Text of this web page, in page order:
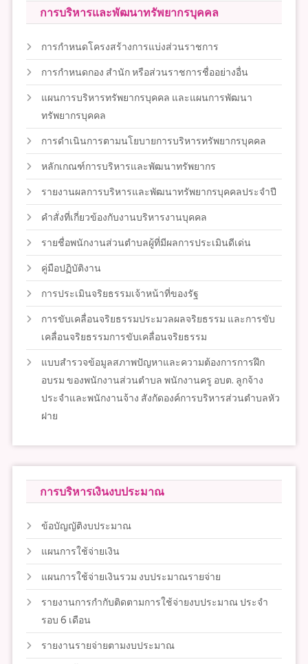
การบริหารและพัฒนาทรัพยากรบุคคล
การกำหนดโครงสร้างการแบ่งส่วนราชการ
การกำหนดกอง สำนัก หรือส่วนราชการชื่ออย่างอื่น
แผนการบริหารทรัพยากรบุคคล และแผนการพัฒนา
ทรัพยากรบุคคล
การดำเนินการตามนโยบายการบริหารทรัพยากรบุคคล
หลักเกณฑ์การบริหารและพัฒนาทรัพยากร
รายงานผลการบริหารและพัฒนาทรัพยากรบุคคลประจำปี
คำสั่งที่เกี่ยวข้องกับงานบริหารงานบุคคล
รายชื่อพนักงานส่วนตำบลผู้ที่มีผลการประเมินดีเด่น
คู่มือปฏิบัติงาน
การประเมินจริยธรรมเจ้าหน้าที่ของรัฐ
การขับเคลื่อนจริยธรรมประมวลผลจริยธรรม และการขับ
เคลื่อนจริยธรรมการขับเคลื่อนจริยธรรม
แบบสำรวจข้อมูลสภาพปัญหาและความต้องการการฝึก
อบรม ของพนักงานส่วนตำบล พนักงานครู อบต. ลูกจ้าง
ประจำและพนักงานจ้าง สังกัดองค์การบริหารส่วนตำบลหัว
ฝาย
การบริหารเงินงบประมาณ
ข้อบัญญัติงบประมาณ
แผนการใช้จ่ายเงิน
แผนการใช้จ่ายเงินรวม งบประมาณรายจ่าย
รายงานการกำกับติดตามการใช้จ่ายงบประมาณ ประจำ
รอบ 6 เดือน
รายงานรายจ่ายตามงบประมาณ